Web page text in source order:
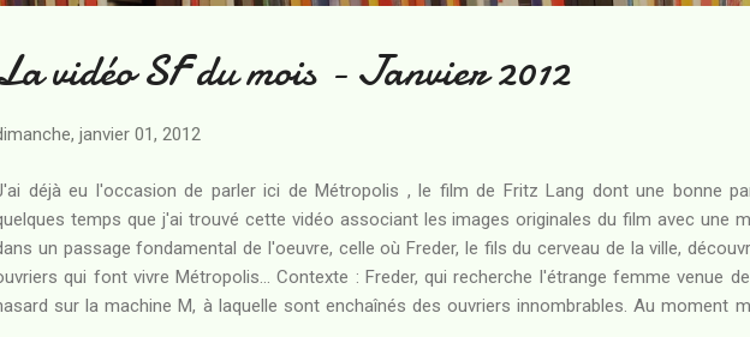
vidéo SF du mois - Janvier 2012
janvier 01, 2012
déjà eu l'occasion de parler ici de Métropolis , le film de Fritz Lang dont une bonne
temps que j'ai trouvé cette vidéo associant les images originales du film avec une
un passage fondamental de l'oeuvre, celle où Freder, le fils du cerveau de la ville,
qui font vivre Métropolis... Contexte : Freder, qui recherche l'étrange femme venue
sur la machine M, à laquelle sont enchaînés des ouvriers innombrables. Au moment